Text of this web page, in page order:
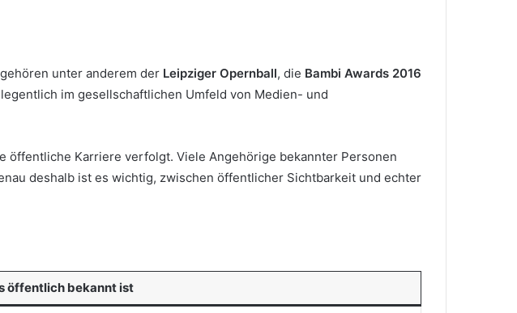
unter anderem der Leipziger Opernball, die Bambi Awards 2016
im gesellschaftlichen Umfeld von Medien- und
öffentliche Karriere verfolgt. Viele Angehörige bekannter Personen
deshalb ist es wichtig, zwischen öffentlicher Sichtbarkeit und echter
öffentlich bekannt ist